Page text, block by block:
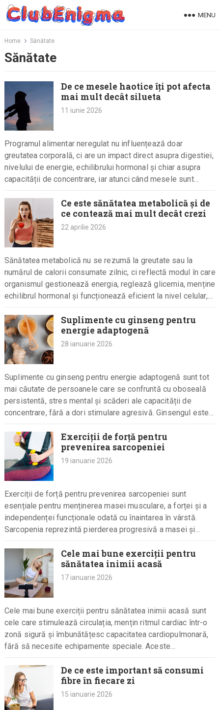
Skip
MENU
Home Sănătate
Sănătate
De ce mesele haotice îți pot afecta
mai mult decât silueta
11 iunie 2026
Programul alimentar neregulat nu influențează doar
greutatea corporală, ci are un impact direct asupra digestiei,
nivelului de energie, echilibrului hormonal și chiar asupra
capacității de concentrare, iar atunci când mesele sunt
Ce este sănătatea metabolică și de
ce contează mai mult decât crezi
22 aprilie 2026
Sănătatea metabolică nu se rezumă la greutate sau la
numărul de calorii consumate zilnic, ci reflectă modul în care
organismul gestionează energia, reglează glicemia, menține
echilibrul hormonal și funcționează eficient la nivel celular,
Suplimente cu ginseng pentru
energie adaptogenă
28 ianuarie 2026
Suplimente cu ginseng pentru energie adaptogenă sunt tot
mai căutate de persoanele care se confruntă cu oboseală
persistentă, stres mental și scăderi ale capacității de
concentrare, fără a dori stimulare agresivă. Ginsengul este
Exerciții de forță pentru
prevenirea sarcopeniei
19 ianuarie 2026
Exerciții de forță pentru prevenirea sarcopeniei sunt
esențiale pentru menținerea masei musculare, a forței și a
independenței funcționale odată cu înaintarea în vârstă.
Sarcopenia reprezintă pierderea progresivă a masei și
Cele mai bune exerciții pentru
sănătatea inimii acasă
17 ianuarie 2026
Cele mai bune exerciții pentru sănătatea inimii acasă sunt
cele care stimulează circulația, mențin ritmul cardiac într-o
zonă sigură și îmbunătățesc capacitatea cardiopulmonară,
fără să necesite echipamente speciale. Aceste
De ce este important să consumi
fibre în fiecare zi
15 ianuarie 2026